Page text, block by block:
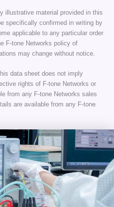
illustrative material provided in this
specifically confirmed in writing by
applicable to any particular order
F-tone Networks policy of
may change without notice.
data sheet does not imply
rights of F-tone Networks or
from any F-tone Networks sales
are available from any F-tone